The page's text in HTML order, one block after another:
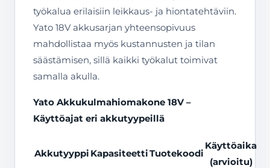
työkalua erilaisiin leikkaus- ja hiontatehtäviin.
Yato 18V akkusarjan yhteensopivuus
mahdollistaa myös kustannusten ja tilan
säästämisen, sillä kaikki työkalut toimivat
samalla akulla.
Yato Akkukulmahiomakone 18V –
Käyttöajat eri akkutyypeillä
Akkutyyppi KapasiteettiTuotekoodi
Käyttöaika
(arvioitu)